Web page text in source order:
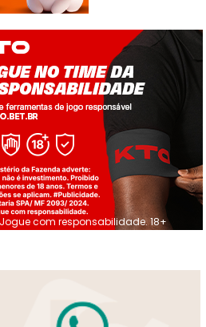
Jogue com responsabilidade. 18+